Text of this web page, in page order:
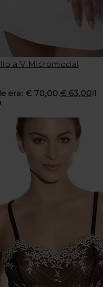
a V Micromodal
era: € 70,00.€ 63,00Il